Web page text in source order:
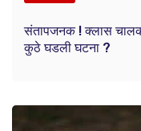
संतापजनक ! क्लास
कुठे घडली घटना ?